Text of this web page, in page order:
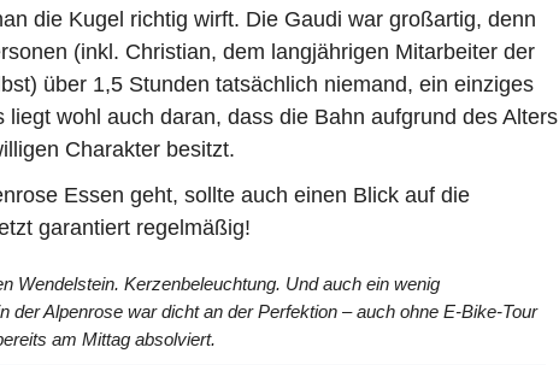
die Kugel richtig wirft. Die Gaudi war großartig, denn
(inkl. Christian, dem langjährigen Mitarbeiter der
über 1,5 Stunden tatsächlich niemand, ein einziges
wohl auch daran, dass die Bahn aufgrund des Alters
Charakter besitzt.
Essen geht, sollte auch einen Blick auf die
garantiert regelmäßig!
Wendelstein. Kerzenbeleuchtung. Und auch ein wenig
der Alpenrose war dicht an der Perfektion – auch ohne E-Bike-Tour
am Mittag absolviert.